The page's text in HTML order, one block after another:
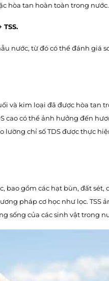
hòa tan hoàn toàn trong nước.
TSS.
nước, từ đó có thể đánh giá
và kim loại đã được hòa tan
cao có thể ảnh hưởng đến
chỉ số TDS được thực
gồm các hạt bùn, đất sét,
pháp cơ học như lọc. TSS
sống của các sinh vật trong